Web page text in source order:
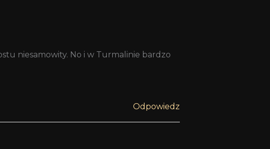
niesamowity. No i w Turmalinie bardzo
Odpowiedz